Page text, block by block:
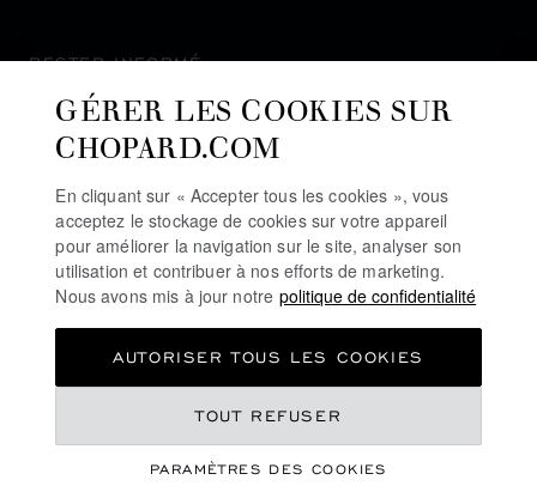
RESTER INFORMÉ
S’INSCRIRE À LA NEWSLETTER
POLITIQUE DES COOKIES
GÉRER LES COOKIES SUR
CHOPARD.COM
En cliquant sur « Accepter tous les cookies », vous
acceptez le stockage de cookies sur votre appareil
pour améliorer la navigation sur le site, analyser son
utilisation et contribuer à nos efforts de marketing.
Nous avons mis à jour notre politique de confidentialité
PARAMÈTRES DES COOKIES
TOUT REFUSER
AUTORISER TOUS LES COOKIES